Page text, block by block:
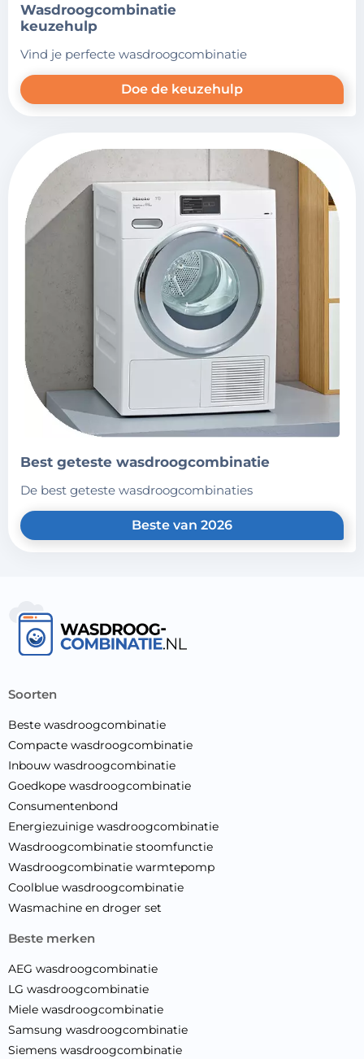
wasdroogcombinatie
keuzehulp
vind je perfecte wasdroogcombinatie
Doe de keuzehulp
best geteste wasdroogcombinatie
de best geteste wasdroogcombinaties
Beste van 2026
soorten
Beste wasdroogcombinatie
Compacte wasdroogcombinatie
Inbouw wasdroogcombinatie
Goedkope wasdroogcombinatie
Consumentenbond
Energiezuinige wasdroogcombinatie
Wasdroogcombinatie stoomfunctie
Wasdroogcombinatie warmtepomp
Coolblue wasdroogcombinatie
Wasmachine en droger set
beste merken
AEG wasdroogcombinatie
LG wasdroogcombinatie
Miele wasdroogcombinatie
Samsung wasdroogcombinatie
Siemens wasdroogcombinatie